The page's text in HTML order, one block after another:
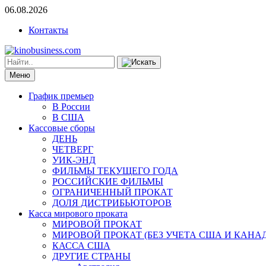
06.08.2026
Контакты
Меню
График премьер
В России
В США
Кассовые сборы
ДЕНЬ
ЧЕТВЕРГ
УИК-ЭНД
ФИЛЬМЫ ТЕКУЩЕГО ГОДА
РОССИЙСКИЕ ФИЛЬМЫ
ОГРАНИЧЕННЫЙ ПРОКАТ
ДОЛЯ ДИСТРИБЬЮТОРОВ
Касса мирового проката
МИРОВОЙ ПРОКАТ
МИРОВОЙ ПРОКАТ (БЕЗ УЧЕТА США И
КАССА США
ДРУГИЕ СТРАНЫ